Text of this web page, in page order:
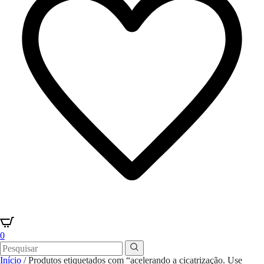
0
Início / Produtos etiquetados com “acelerando a cicatrização. Use